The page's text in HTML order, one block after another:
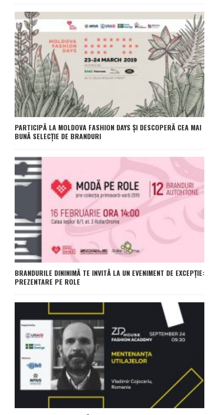
PARTICIPĂ LA MOLDOVA FASHION DAYS ȘI DESCOPERĂ CEA MAI
BUNĂ SELECȚIE DE BRANDURI
BRANDURILE DININIMĂ TE INVITĂ LA UN EVENIMENT DE EXCEPȚIE:
PREZENTARE PE ROLE